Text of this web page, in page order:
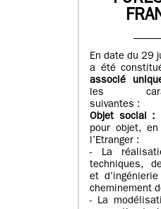
En date du 29
a été
associé
les
suivantes :
Objet social :
pour objet,
l’Etranger :
- La
techniques,
et
cheminement
- La